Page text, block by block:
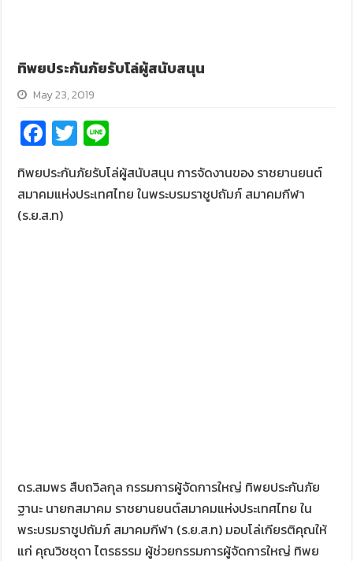
ทิพยประกันภัยรับโล่ผู้สนับสนุน
May 23, 2019
Fa
ce
b
o
o
T
wi
tt
er
n
e
ทิพยประกันภัยรับโล่ผู้สนับสนุน การจัดงานของ ราชยานยนต์
สมาคมแห่งประเทศไทย ในพระบรมราชูปถัมภ์ สมาคมกีฬา
(ร.ย.ส.ท)
ดร.สมพร สืบถวิลกุล กรรมการผู้จัดการใหญ่ ทิพยประกันภัย
ฐานะ นายกสมาคม ราชยานยนต์สมาคมแห่งประเทศไทย ใน
พระบรมราชูปถัมภ์ สมาคมกีฬา (ร.ย.ส.ท) มอบโล่เกียรติคุณให้
แก่ คุณวิชชุดา ไตรธรรม ผู้ช่วยกรรมการผู้จัดการใหญ่ ทิพย